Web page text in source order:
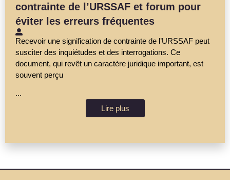
contrainte de l’URSSAF et forum pour
éviter les erreurs fréquentes
Recevoir une signification de contrainte de l’URSSAF peut
susciter des inquiétudes et des interrogations. Ce
document, qui revêt un caractère juridique important, est
souvent perçu
...
Lire plus